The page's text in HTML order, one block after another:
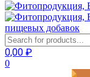
пищевых добавок
0,00 ₽
0